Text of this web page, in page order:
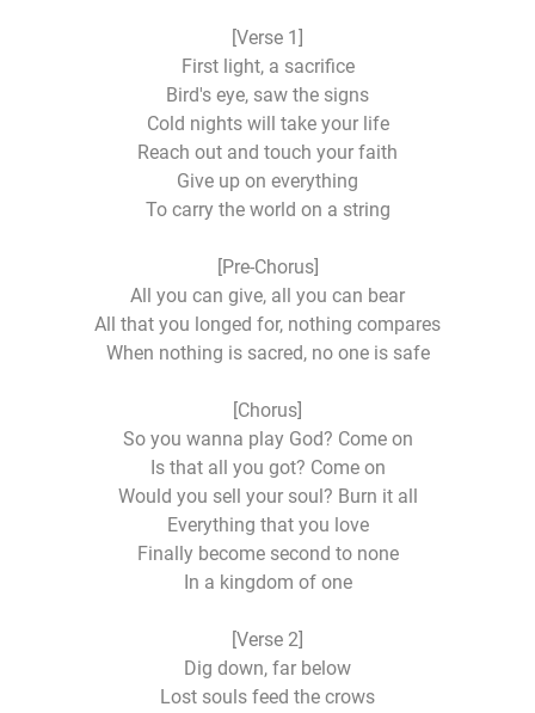
[Verse 1]
First light, a sacrifice
Bird's eye, saw the signs
Cold nights will take your life
Reach out and touch your faith
Give up on everything
To carry the world on a string
[Pre-Chorus]
All you can give, all you can bear
All that you longed for, nothing compares
When nothing is sacred, no one is safe
[Chorus]
So you wanna play God? Come on
Is that all you got? Come on
Would you sell your soul? Burn it all
Everything that you love
Finally become second to none
In a kingdom of one
[Verse 2]
Dig down, far below
Lost souls feed the crows